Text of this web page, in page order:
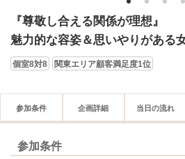
1 2 3 4
『尊敬し合える関係が理想』
魅力的な容姿＆思いやりがある
個室8対8 関東エリア顧客満足度1位
参加条件 企画詳細 当日の流れ
参加条件